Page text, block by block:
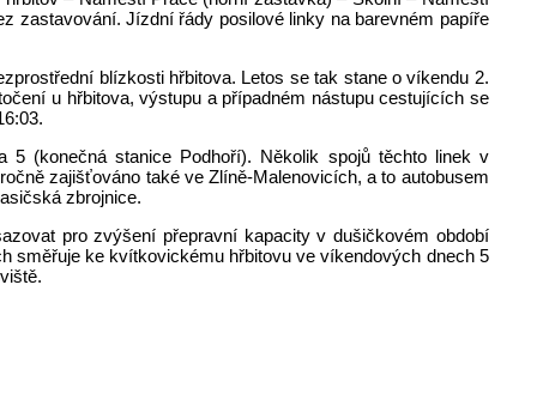
zastavování. Jízdní řády posilové linky na barevném papíře
blízkosti hřbitova. Letos se tak stane o víkendu 2.
u hřbitova, výstupu a případném nástupu cestujících se
5 (konečná stanice Podhoří). Několik spojů těchto linek v
zajišťováno také ve Zlíně-Malenovicích, a to autobusem
zbrojnice.
pro zvýšení přepravní kapacity v dušičkovém období
směřuje ke kvítkovickému hřbitovu ve víkendových dnech 5